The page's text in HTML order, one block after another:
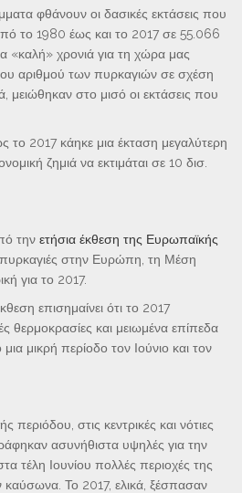
φθάνουν οι δασικές εκτάσεις που
το 1980 έως και το 2017 σε 55.066
«καλή» χρονιά για τη χώρα μας
αριθμού των πυρκαγιών σε σχέση
μειώθηκαν στο μισό οι εκτάσεις που
2017 κάηκε μια έκταση μεγαλύτερη
ζημιά να εκτιμάται σε 10 δισ.
την ετήσια έκθεση της Ευρωπαϊκής
πυρκαγιές στην Ευρώπη, τη Μέση
για το 2017.
επισημαίνει ότι το 2017
θερμοκρασίες και μειωμένα επίπεδα
μικρή περίοδο τον Ιούνιο και τον
περιόδου, στις κεντρικές και νότιες
ασυνήθιστα υψηλές για την
τέλη Ιουνίου πολλές περιοχές της
καύσωνα. Το 2017, ελικά, ξέσπασαν